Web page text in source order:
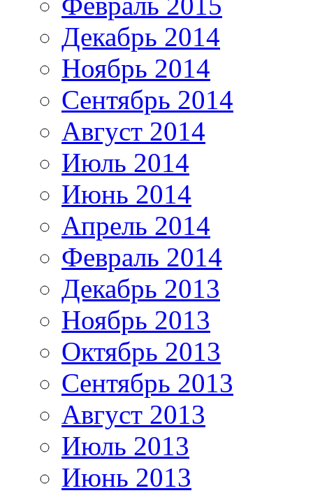
Декабрь 2014
Ноябрь 2014
Сентябрь 2014
Август 2014
Июль 2014
Июнь 2014
Апрель 2014
Февраль 2014
Декабрь 2013
Ноябрь 2013
Октябрь 2013
Сентябрь 2013
Август 2013
Июль 2013
Июнь 2013